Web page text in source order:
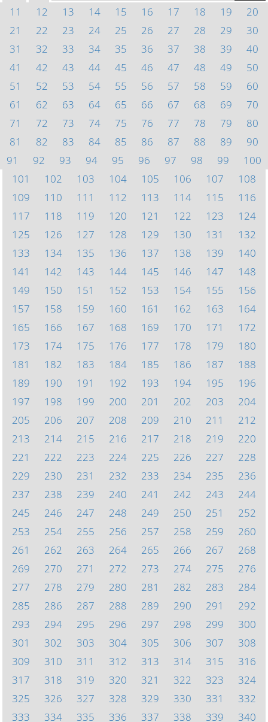
11
12 13 14 15 16 17 18 19
20
21
22 23 24 25 26 27 28 29
30
31
32 33 34 35 36 37 38 39
40
41
42 43 44 45 46 47 48 49
50
51
52 53 54 55 56 57 58 59
60
61
62 63 64 65 66 67 68 69
70
71
72 73 74 75 76 77 78 79
80
81
82 83 84 85 86 87 88 89
90
91
92 93 94 95 96 97 98 99
100
101
102 103 104 105 106 107
108
109
110 111 112 113 114 115
116
117
118 119 120 121 122 123
124
125
126 127 128 129 130 131
132
133
134 135 136 137 138 139
140
141
142 143 144 145 146 147
148
149
150 151 152 153 154 155
156
157
158 159 160 161 162 163
164
165
166 167 168 169 170 171
172
173
174 175 176 177 178 179
180
181
182 183 184 185 186 187
188
189
190 191 192 193 194 195
196
197
198 199 200 201 202 203
204
205
206 207 208 209 210 211
212
213
214 215 216 217 218 219
220
221
222 223 224 225 226 227
228
229
230 231 232 233 234 235
236
237
238 239 240 241 242 243
244
245
246 247 248 249 250 251
252
253
254 255 256 257 258 259
260
261
262 263 264 265 266 267
268
269
270 271 272 273 274 275
276
277
278 279 280 281 282 283
284
285
286 287 288 289 290 291
292
293
294 295 296 297 298 299
300
301
302 303 304 305 306 307
308
309
310 311 312 313 314 315
316
317
318 319 320 321 322 323
324
325
326 327 328 329 330 331
332
333
334 335 336 337 338 339 340